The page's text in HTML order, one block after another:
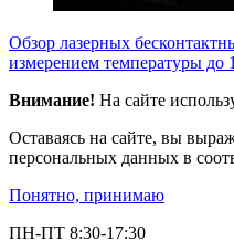
Обзор лазерных
измерением температуры до
Внимание! На сайте
Оставаясь на сайте, вы
персональных данных в
Понятно, принимаю
ПН-ПТ 8:30-17:30